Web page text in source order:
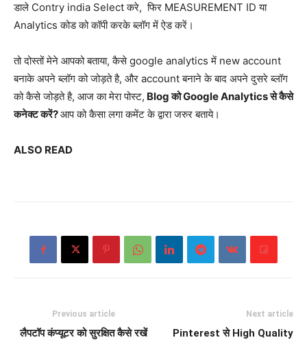
डाले Contry india Select करे, फिर MEASUREMENT ID या
Analytics कोड को कॉपी करके ब्लॉग में ऐड करें।
तो दोस्तों मेने आपको बताया, कैसे google analytics में new account
बनाके अपने ब्लॉग को जोड़ते है, और account बनाने के बाद अपने दुसरे ब्लॉग
को कैसे जोड़ते है, आज का मेरा पोस्ट, Blog को Google Analytics से कैसे
कनेक्ट करें?आप को कैसा लगा कमेंट के द्वारा जरुर बताये।
ALSO READ
Previous article
लैपटॉप कंप्यूटर को सुरक्षित कैसे रखें
Next article
Pinterest से High Quality